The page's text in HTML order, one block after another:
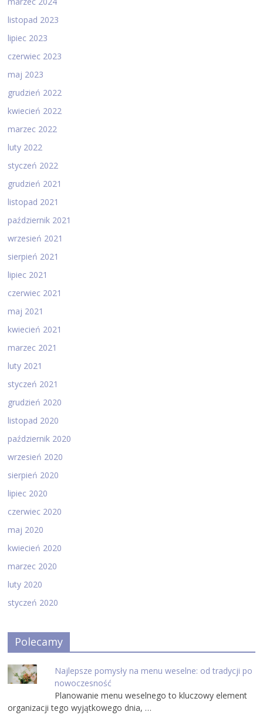
listopad 2023
lipiec 2023
czerwiec 2023
maj 2023
grudzień 2022
kwiecień 2022
marzec 2022
luty 2022
styczeń 2022
grudzień 2021
listopad 2021
październik 2021
wrzesień 2021
sierpień 2021
lipiec 2021
czerwiec 2021
maj 2021
kwiecień 2021
marzec 2021
luty 2021
styczeń 2021
grudzień 2020
listopad 2020
październik 2020
wrzesień 2020
sierpień 2020
lipiec 2020
czerwiec 2020
maj 2020
kwiecień 2020
marzec 2020
luty 2020
styczeń 2020
Polecamy
Najlepsze pomysły na menu weselne: od tradycji po
nowoczesność
Planowanie menu weselnego to kluczowy element
organizacji tego wyjątkowego dnia, …